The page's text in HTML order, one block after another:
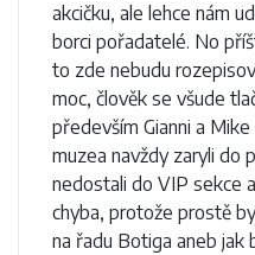
akcičku, ale lehce nám
borci pořadatelé. No
to zde nebudu
moc, člověk se všude
především Gianni a
muzea navždy zaryli do
nedostali do VIP sekce
chyba, protože prostě
na řadu Botiga aneb jak